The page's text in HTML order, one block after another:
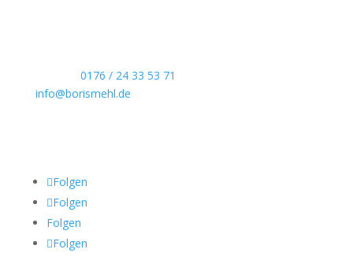
0176 / 24 33 53 71
info@borismehl.de
Folgen
Folgen
Folgen
Folgen